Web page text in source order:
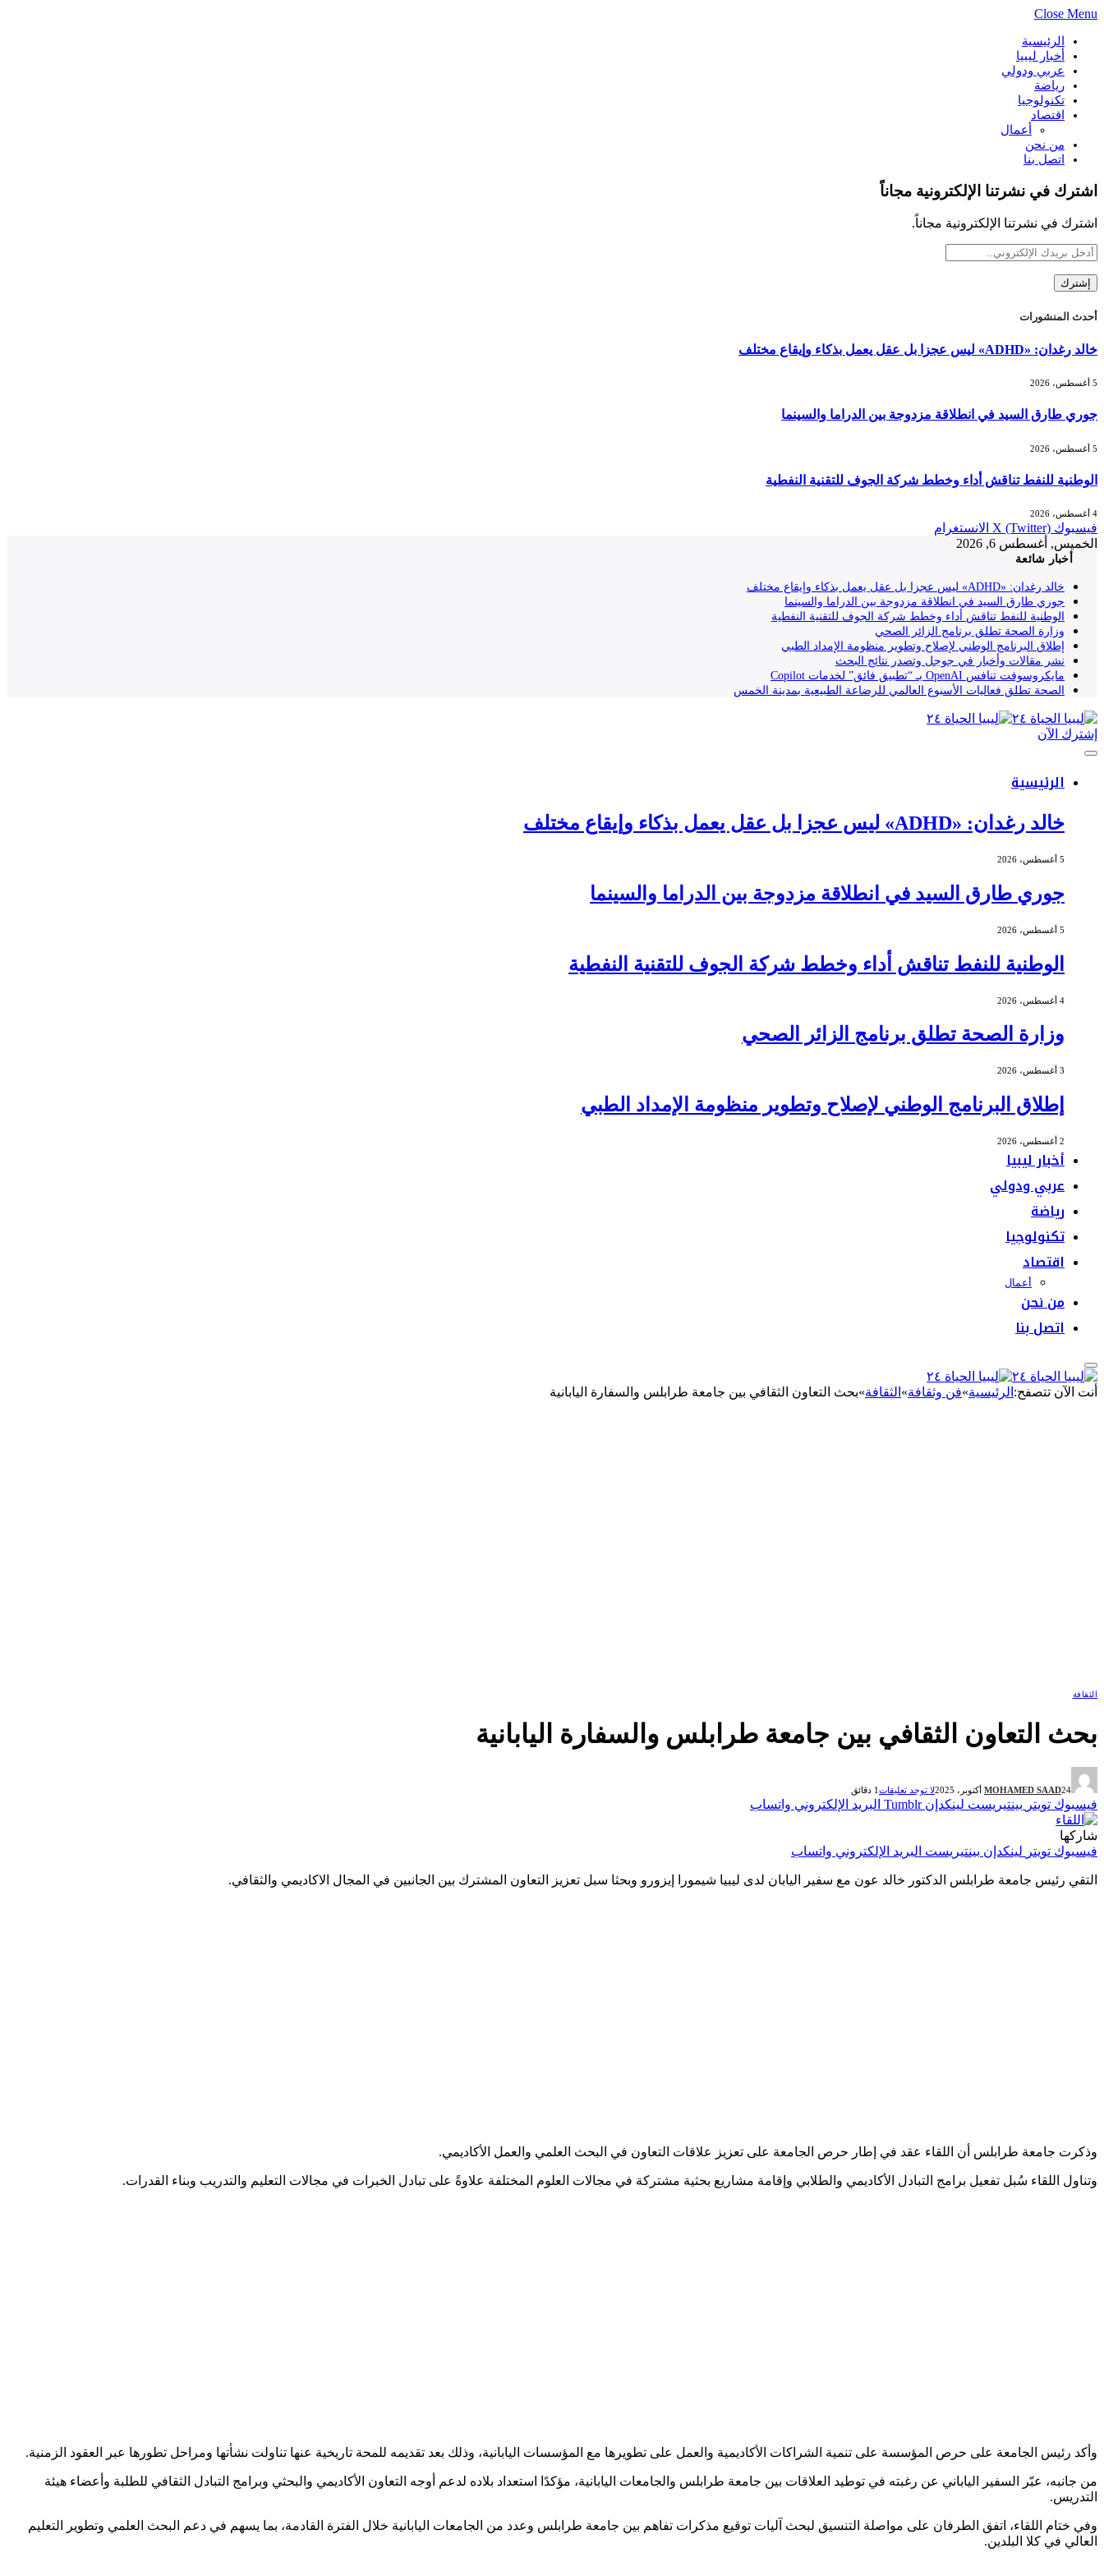
Close Menu
الرئيسية
أخبار ليبيا
عربي ودولي
رياضة
تكنولوجيا
اقتصاد
أعمال
من نحن
اتصل بنا
اشترك في نشرتنا الإلكترونية مجاناً
اشترك في نشرتنا الإلكترونية مجاناً.
أحدث المنشورات
خالد رغدان: «ADHD» ليس عجزا بل عقل يعمل بذكاء وإيقاع مختلف
5 أغسطس، 2026
جوري طارق السيد في انطلاقة مزدوجة بين الدراما والسينما
5 أغسطس، 2026
الوطنية للنفط تناقش أداء وخطط شركة الجوف للتقنية النفطية
4 أغسطس، 2026
فيسبوك X (Twitter) الانستغرام
الخميس, أغسطس 6, 2026
أخبار شائعة
خالد رغدان: «ADHD» ليس عجزا بل عقل يعمل بذكاء وإيقاع مختلف
جوري طارق السيد في انطلاقة مزدوجة بين الدراما والسينما
الوطنية للنفط تناقش أداء وخطط شركة الجوف للتقنية النفطية
وزارة الصحة تطلق برنامج الزائر الصحي
إطلاق البرنامج الوطني لإصلاح وتطوير منظومة الإمداد الطبي
نشر مقالات وأخبار في جوجل وتصدر نتائج البحث
مايكروسوفت تنافس OpenAI بـ “تطبيق فائق” لخدمات Copilot
الصحة تطلق فعاليات الأسبوع العالمي للرضاعة الطبيعية بمدينة الخمس
إشترك الآن
الرئيسية
خالد رغدان: «ADHD» ليس عجزا بل عقل يعمل بذكاء وإيقاع مختلف
5 أغسطس، 2026
جوري طارق السيد في انطلاقة مزدوجة بين الدراما والسينما
5 أغسطس، 2026
الوطنية للنفط تناقش أداء وخطط شركة الجوف للتقنية النفطية
4 أغسطس، 2026
وزارة الصحة تطلق برنامج الزائر الصحي
3 أغسطس، 2026
إطلاق البرنامج الوطني لإصلاح وتطوير منظومة الإمداد الطبي
2 أغسطس، 2026
أخبار ليبيا
عربي ودولي
رياضة
تكنولوجيا
اقتصاد
أعمال
من نحن
اتصل بنا
أنت الآن تتصفح: الرئيسية»فن وثقافة» الثقافة»بحث التعاون الثقافي بين جامعة طرابلس والسفارة اليابانية
الثقافة
بحث التعاون الثقافي بين جامعة طرابلس والسفارة اليابانية
MOHAMED SAAD24 أكتوبر، 2025 لا توجد تعليقات1 دقائق
فيسبوك تويتر بينتيريست لينكدإن Tumblr البريد الإلكتروني واتساب
شاركها
فيسبوك تويتر لينكدإن بينتيريست البريد الإلكتروني واتساب
التقي رئيس جامعة طرابلس الدكتور خالد عون مع سفير اليابان لدى ليبيا شيمورا إيزورو وبحثا سبل تعزيز التعاون المشترك بين الجانبين في المجال الاكاديمي والثقافي.
وذكرت جامعة طرابلس أن اللقاء عقد في إطار حرص الجامعة على تعزيز علاقات التعاون في البحث العلمي والعمل الأكاديمي.
وتناول اللقاء سُبل تفعيل برامج التبادل الأكاديمي والطلابي وإقامة مشاريع بحثية مشتركة في مجالات العلوم المختلفة علاوةً على تبادل الخبرات في مجالات التعليم والتدريب وبناء القدرات.
وأكد رئيس الجامعة على حرص المؤسسة على تنمية الشراكات الأكاديمية والعمل على تطويرها مع المؤسسات اليابانية، وذلك بعد تقديمه للمحة تاريخية عنها تناولت نشأتها ومراحل تطورها عبر العقود الزمنية.
من جانبه، عبّر السفير الياباني عن رغبته في توطيد العلاقات بين جامعة طرابلس والجامعات اليابانية، مؤكدًا استعداد بلاده لدعم أوجه التعاون الأكاديمي والبحثي وبرامج التبادل الثقافي للطلبة وأعضاء هيئة
التدريس.
وفي ختام اللقاء، اتفق الطرفان على مواصلة التنسيق لبحث آليات توقيع مذكرات تفاهم بين جامعة طرابلس وعدد من الجامعات اليابانية خلال الفترة القادمة، بما يسهم في دعم البحث العلمي وتطوير التعليم
العالي في كلا البلدين.